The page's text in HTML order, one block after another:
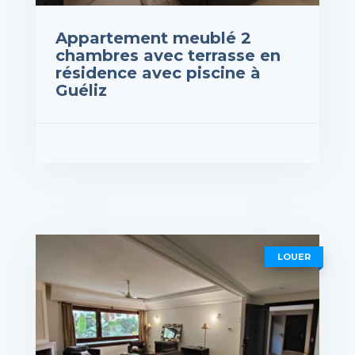
Appartement meublé 2
chambres avec terrasse en
résidence avec piscine à
Guéliz
LOUER